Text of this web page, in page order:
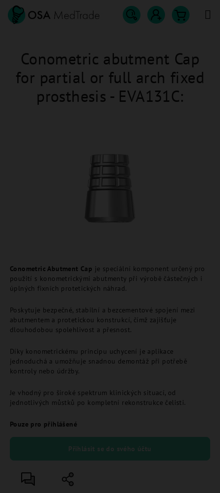
Přejít
obsah
Hledat
košík
Conometric Abutment Cap je speciální komponent určený pro
použití s konometrickými abutmenty při výrobě částečných i
úplných fixních protetických náhrad.
Poskytuje bezpečné, stabilní a bezcementové spojení mezi
abutmentem a protetickou konstrukcí, čímž zajišťuje
dlouhodobou spolehlivost a přesnost.
Díky konometrickému principu uchycení je aplikace
jednoduchá a umožňuje snadnou demontáž při potřebě
kontroly nebo údržby.
Je vhodný pro široké spektrum klinických situací, od
jednotlivých můstků po kompletní rekonstrukce čelisti.
Pouze pro přihlášené
Přihlásit se do svého účtu
Conometric abutment Cap
for partial or full arch fixed
prosthesis - EVA131C: